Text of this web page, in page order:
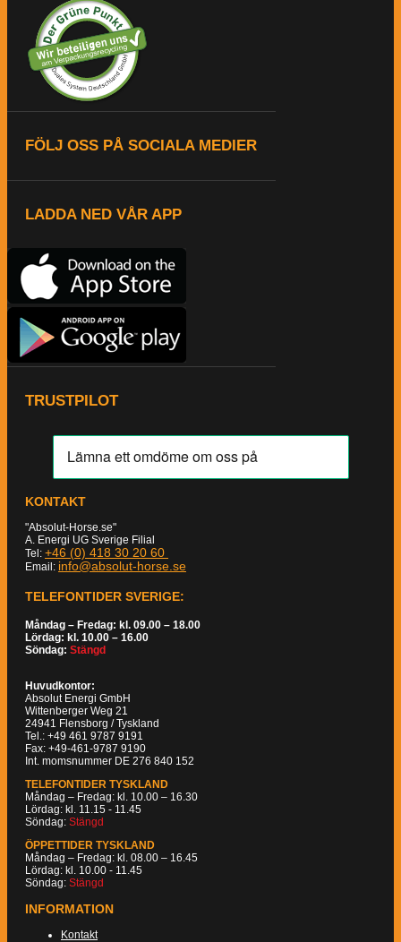
FÖLJ OSS PÅ SOCIALA MEDIER
LADDA NED VÅR APP
TRUSTPILOT
KONTAKT
"Absolut-Horse.se"
A. Energi UG Sverige Filial
Tel: +46 (0) 418 30 20 60
Email: info@absolut-horse.se
TELEFONTIDER SVERIGE:
Måndag – Fredag: kl. 09.00 – 18.00
Lördag: kl. 10.00 – 16.00
Söndag: Stängd
Huvudkontor:
Absolut Energi GmbH
Wittenberger Weg 21
24941 Flensborg / Tyskland
Tel.: +49 461 9787 9191
Fax: +49-461-9787 9190
Int. momsnummer DE 276 840 152
TELEFONTIDER TYSKLAND
Måndag – Fredag: kl. 10.00 – 16.30
Lördag: kl. 11.15 - 11.45
Söndag: Stängd
ÖPPETTIDER TYSKLAND
Måndag – Fredag: kl. 08.00 – 16.45
Lördag: kl. 10.00 - 11.45
Söndag: Stängd
INFORMATION
Kontakt